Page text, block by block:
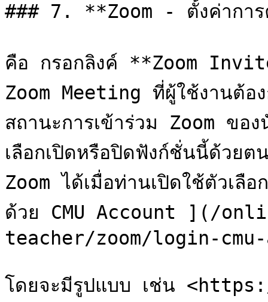
### 7. **Zoom - ตั้งค่าการ
คือ กรอกลิงค์ **Zoom
Zoom Meeting ที่ผู้ใช้งานต้อ
สถานะการเข้าร่วม Zoom ขอ
เลือกเปิดหรือปิดฟังก์ชั่นนี้ด้วยต
Zoom ได้เมื่อท่านเปิดใช้ตัวเ
ด้วย CMU Account ](/
teacher/zoom/login-
โดยจะมีรูปแบบ เช่น